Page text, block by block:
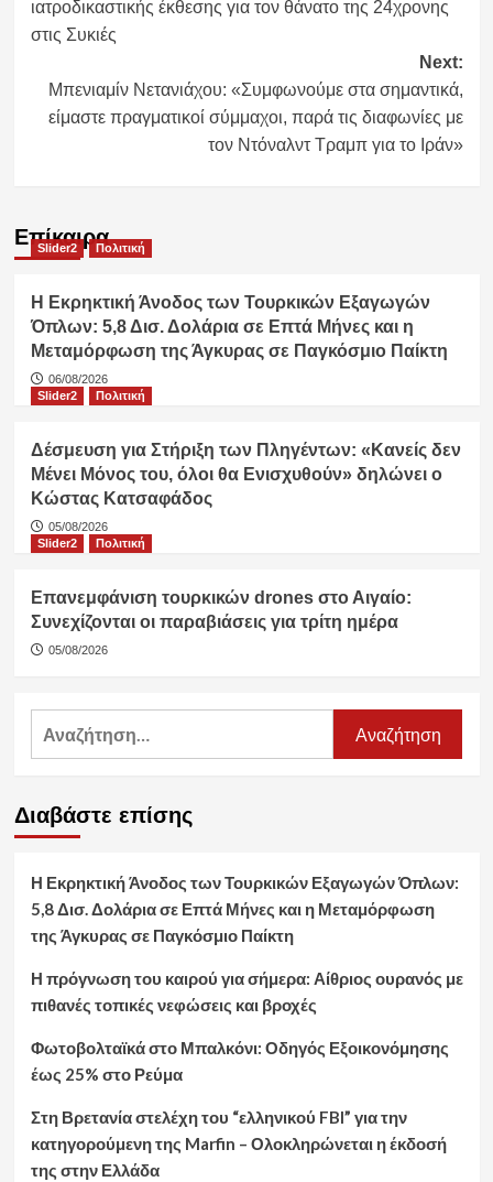
ιατροδικαστικής έκθεσης για τον θάνατο της 24χρονης
στις Συκιές
Next:
Μπενιαμίν Νετανιάχου: «Συμφωνούμε στα σημαντικά,
είμαστε πραγματικοί σύμμαχοι, παρά τις διαφωνίες με
τον Ντόναλντ Τραμπ για το Ιράν»
Επίκαιρα
Slider2 Πολιτική
Η Εκρηκτική Άνοδος των Τουρκικών Εξαγωγών
Όπλων: 5,8 Δισ. Δολάρια σε Επτά Μήνες και η
Μεταμόρφωση της Άγκυρας σε Παγκόσμιο Παίκτη
06/08/2026
Slider2
Πολιτική
Δέσμευση για Στήριξη των Πληγέντων: «Κανείς δεν
Μένει Μόνος του, όλοι θα Ενισχυθούν» δηλώνει ο
Κώστας Κατσαφάδος
05/08/2026
Slider2
Πολιτική
Επανεμφάνιση τουρκικών drones στο Αιγαίο:
Συνεχίζονται οι παραβιάσεις για τρίτη ημέρα
05/08/2026
Αναζήτηση
Διαβάστε επίσης
Η Εκρηκτική Άνοδος των Τουρκικών Εξαγωγών Όπλων:
5,8 Δισ. Δολάρια σε Επτά Μήνες και η Μεταμόρφωση
της Άγκυρας σε Παγκόσμιο Παίκτη
Η πρόγνωση του καιρού για σήμερα: Αίθριος ουρανός με
πιθανές τοπικές νεφώσεις και βροχές
Φωτοβολταϊκά στο Μπαλκόνι: Οδηγός Εξοικονόμησης
έως 25% στο Ρεύμα
Στη Βρετανία στελέχη του “ελληνικού FBI” για την
κατηγορούμενη της Marfin – Ολοκληρώνεται η έκδοσή
της στην Ελλάδα